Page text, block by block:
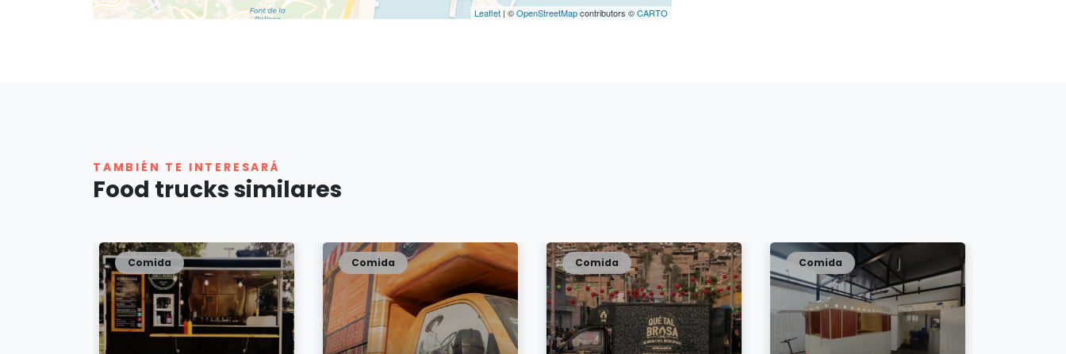
Leaflet | ©OpenStreetMapcontributors ©CARTO
TAMBIÉN TE INTERESARÁ
Food trucks similares
Comida Comida Comida Comida